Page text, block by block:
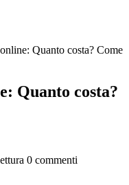
Quanto costa? Come
Quanto costa?
0 commenti